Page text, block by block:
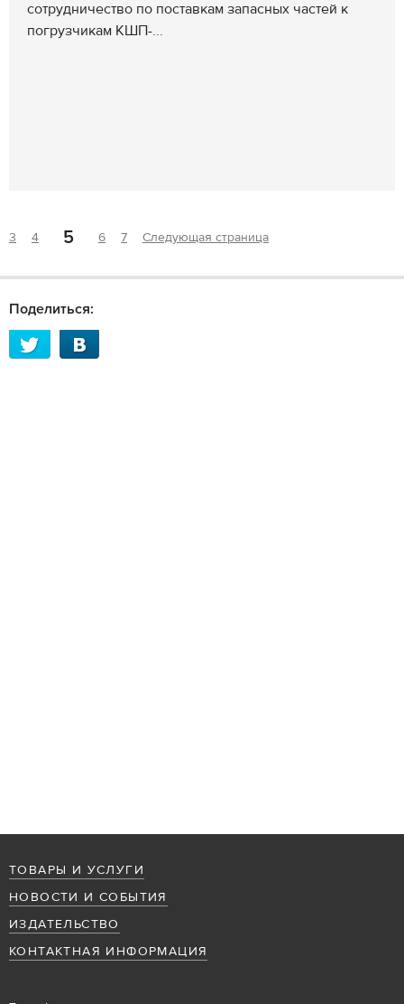
сотрудничество по поставкам запасных частей к
погрузчикам КШП-...
3 4 5 6 7 Следующая страница
Поделиться:
ТОВАРЫ И УСЛУГИ
НОВОСТИ И СОБЫТИЯ
ИЗДАТЕЛЬСТВО
КОНТАКТНАЯ ИНФОРМАЦИЯ